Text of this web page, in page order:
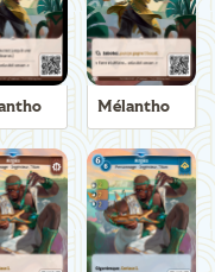
Mélantho